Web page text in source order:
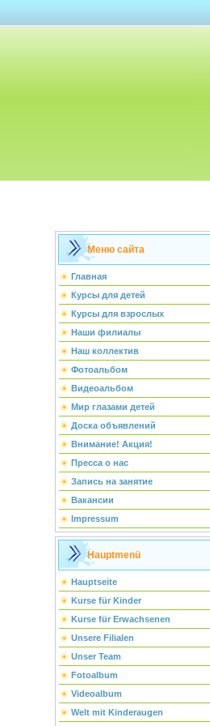
Меню сайта
Главная
Курсы для детей
Курсы для взрослых
Наши филиалы
Наш коллектив
Фотоальбом
Видеоальбом
Мир глазами детей
Доска объявлений
Внимание! Акция!
Пресса о нас
Запись на занятие
Вакансии
Impressum
Hauptmenü
Hauptseite
Kurse für Kinder
Kurse für Erwachsenen
Unsere Filialen
Unser Team
Fotoalbum
Videoalbum
Welt mit Kinderaugen